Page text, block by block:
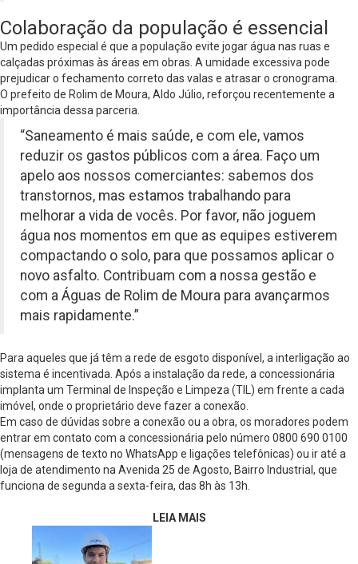
Colaboração da população é essencial
Um pedido especial é que a população evite jogar água nas ruas e
calçadas próximas às áreas em obras. A umidade excessiva pode
prejudicar o fechamento correto das valas e atrasar o cronograma.
O prefeito de Rolim de Moura, Aldo Júlio, reforçou recentemente a
importância dessa parceria.
“Saneamento é mais saúde, e com ele, vamos
reduzir os gastos públicos com a área. Faço um
apelo aos nossos comerciantes: sabemos dos
transtornos, mas estamos trabalhando para
melhorar a vida de vocês. Por favor, não joguem
água nos momentos em que as equipes estiverem
compactando o solo, para que possamos aplicar o
novo asfalto. Contribuam com a nossa gestão e
com a Águas de Rolim de Moura para avançarmos
mais rapidamente.”
Para aqueles que já têm a rede de esgoto disponível, a interligação ao
sistema é incentivada. Após a instalação da rede, a concessionária
implanta um Terminal de Inspeção e Limpeza (TIL) em frente a cada
imóvel, onde o proprietário deve fazer a conexão.
Em caso de dúvidas sobre a conexão ou a obra, os moradores podem
entrar em contato com a concessionária pelo número 0800 690 0100
(mensagens de texto no WhatsApp e ligações telefônicas) ou ir até a
loja de atendimento na Avenida 25 de Agosto, Bairro Industrial, que
funciona de segunda a sexta-feira, das 8h às 13h.
LEIA MAIS